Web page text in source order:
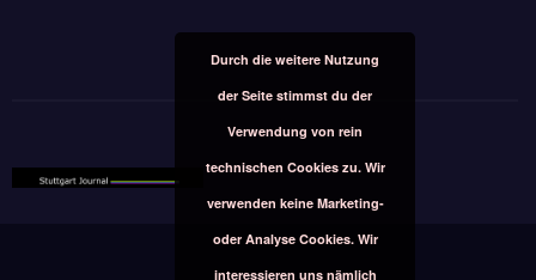
Durch die weitere Nutzung
der Seite stimmst du der
Verwendung von rein
technischen Cookies zu. Wir
verwenden keine Marketing-
oder Analyse Cookies. Wir
interessieren uns nämlich